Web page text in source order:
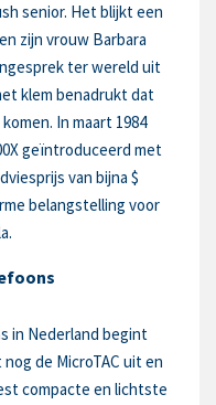
senior. Het blijkt een
zijn vrouw Barbara
ter wereld uit
klem benadrukt dat
In maart 1984
geïntroduceerd met
van bijna $
belangstelling voor
in Nederland begint
de MicroTAC uit en
compacte en lichtste